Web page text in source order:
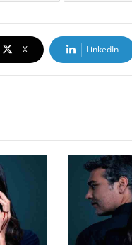
X LinkedIn